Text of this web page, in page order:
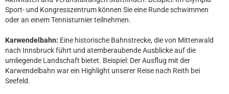
Sport- und Kongresszentrum können Sie eine Runde schwimmen
oder an einem Tennisturnier teilnehmen.
Karwendelbahn: Eine historische Bahnstrecke, die von Mittenwald
nach Innsbruck führt und atemberaubende Ausblicke auf die
umliegende Landschaft bietet. Beispiel: Der Ausflug mit der
Karwendelbahn war ein Highlight unserer Reise nach Reith bei
Seefeld.